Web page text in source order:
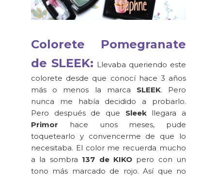
Colorete Pomegranate
de SLEEK: Llevaba queriendo este
colorete desde que conocí hace 3 años
más o menos la marca SLEEK. Pero
nunca me había decidido a probarlo.
Pero después de que Sleekllegara a
Primor hace unos meses, pude
toquetearlo y convencerme de que lo
necesitaba. El color me recuerda mucho
a la sombra 137 de KIKOpero con un
tono más marcado de rojo. Así que no